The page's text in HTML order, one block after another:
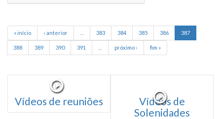
« início ‹ anterior 383 384 385 386 387
388 389 390 391 próximo › fim »
Vídeos de reuniões
Vídeos de
Solenidades